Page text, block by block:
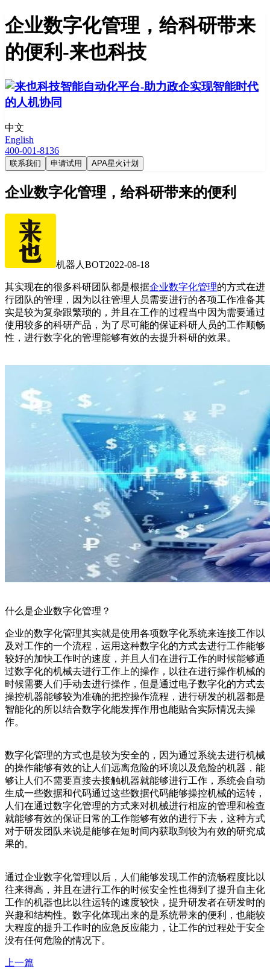
企业数字化管理，给科研带来
的便利-来也科技
中文
English
400-001-8136
联系我们 申请试用 APA星火计划
企业数字化管理，给科研带来的便利
机器人BOT2022-08-18
其实现在的很多科研团队都是根据企业数字化管理的方式在进
行团队的管理，因为以往管理人员需要进行的各项工作准备其
实是较为复杂跟繁琐的，并且在工作的过程当中因为需要通过
使用较多的科研产品，为了尽可能的保证科研人员的工作顺畅
性，进行数字化的管理能够有效的去提升科研的效果。
什么是企业数字化管理？
企业的数字化管理其实就是使用各项数字化系统来连接工作以
及对工作的一个流程，运用这种数字化的方式去进行工作能够
较好的加快工作时的速度，并且人们在进行工作的时候能够通
过数字化的机械去进行工作上的操作，以往在进行操作机械的
时候需要人们手动去进行操作，但是通过电子数字化的方式去
操控机器能够较为准确的把控操作流程，进行研发的机器都是
智能化的所以结合数字化能发挥作用也能贴合实际情况去操
作。
数字化管理的方式也是较为安全的，因为通过系统去进行机械
的操作能够有效的让人们远离危险的环境以及危险的机器，能
够让人们不需要直接去接触机器就能够进行工作，系统会自动
生成一些数据和代码通过这些数据代码能够操控机械的运转，
人们在通过数字化管理的方式来对机械进行相应的管理和检查
就能够有效的保证日常的工作能够有效的进行下去，这种方式
对于研发团队来说是能够在短时间内获取到较为有效的研究成
果的。
通过企业数字化管理以后，人们能够发现工作的流畅程度比以
往来得高，并且在进行工作的时候安全性也得到了提升自主化
工作的机器也比以往运转的速度较快，提升研发者在研发时的
兴趣和结构性。数字化体现出来的是系统带来的便利，也能较
大程度的提升工作时的应急反应能力，让工作的过程处于安全
没有任何危险的情况下。
上一篇